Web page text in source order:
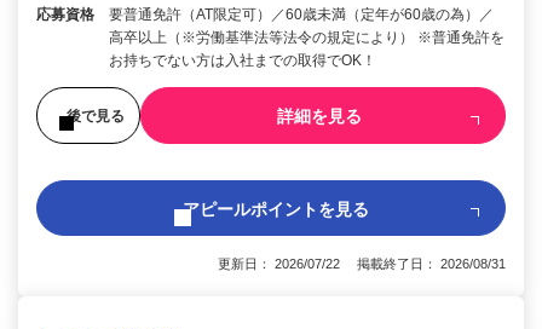
応募資格
要普通免許（AT限定可）／60歳未満（定年が60歳の為）／
高卒以上（※労働基準法等法令の規定により） ※普通免許を
お持ちでない方は入社までの取得でOK！
後で見る 詳細を見る
アピールポイントを見る
更新日： 2026/07/22 掲載終了日： 2026/08/31